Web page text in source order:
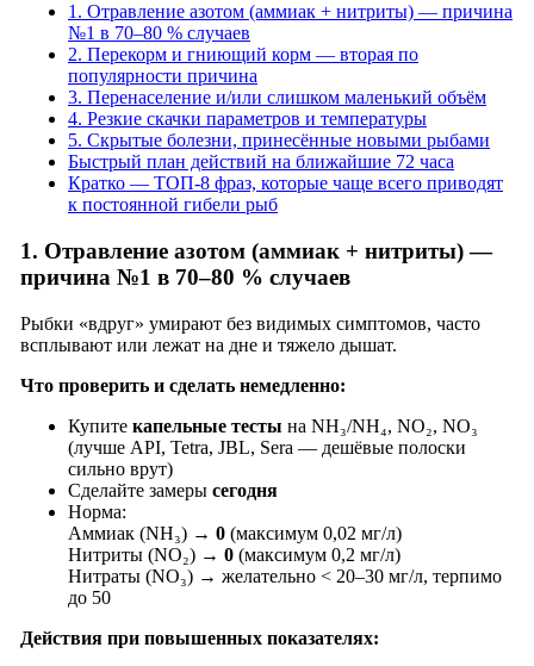
1. Отравление азотом (аммиак + нитриты) — причина
№1 в 70–80 % случаев
2. Перекорм и гниющий корм — вторая по
популярности причина
3. Перенаселение и/или слишком маленький объём
4. Резкие скачки параметров и температуры
5. Скрытые болезни, принесённые новыми рыбами
Быстрый план действий на ближайшие 72 часа
Кратко — ТОП-8 фраз, которые чаще всего приводят
к постоянной гибели рыб
1. Отравление азотом (аммиак + нитриты) —
причина №1 в 70–80 % случаев
Рыбки «вдруг» умирают без видимых симптомов, часто
всплывают или лежат на дне и тяжело дышат.
Что проверить и сделать немедленно:
Купите капельные тесты на NH₃/NH₄, NO₂, NO₃
(лучше API, Tetra, JBL, Sera — дешёвые полоски
сильно врут)
Сделайте замеры сегодня
Норма:
Аммиак (NH₃) → 0 (максимум 0,02 мг/л)
Нитриты (NO₂) → 0 (максимум 0,2 мг/л)
Нитраты (NO₃) → желательно < 20–30 мг/л, терпимо
до 50
Действия при повышенных показателях: